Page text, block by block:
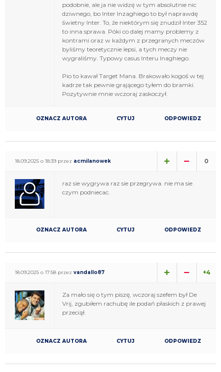
podobnie, ale ja nie widzę w tym absolutnie nic
dziwnego, bo Inter Inzaghiego to był naprawdę
świetny Inter. To, że niektórym się znudził Inter 352
to inna sprawa. Póki co dalej mamy problemy z
kontrami oraz w każdym z przegranych meczów
byliśmy teoretycznie lepsi, a tych meczy nie
wygraliśmy. Typowy casus Interu Inaghiego.
Pio to kawał Target Mana. Brakowało kogoś w tej
kadrze tak pewnie grającego tyłem do bramki.
Pozytywnie mnie wczoraj zaskoczył.
OZNACZ AUTORA CYTUJ ODPOWIEDZ
18.09.2025 o 18:39 przez acmilanowek 0
raz sie wygrywa raz sie przegrywa. nie ma sie
czym podniecac.
OZNACZ AUTORA CYTUJ ODPOWIEDZ
18.09.2025 o 17:58 przez vandallo87 +4
Za mało się o tym piszę, wczoraj szefem był De
Vrij, zgubiłem rachubę ile podań płaskich z prawej
przeciął.
OZNACZ AUTORA CYTUJ ODPOWIEDZ